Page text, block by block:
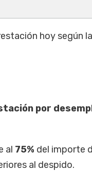
hoy según
por
al 75% del importe
al despido.